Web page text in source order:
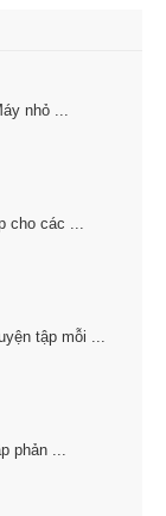
nhỏ ...
cho các ...
tập mỗi ...
phản ...